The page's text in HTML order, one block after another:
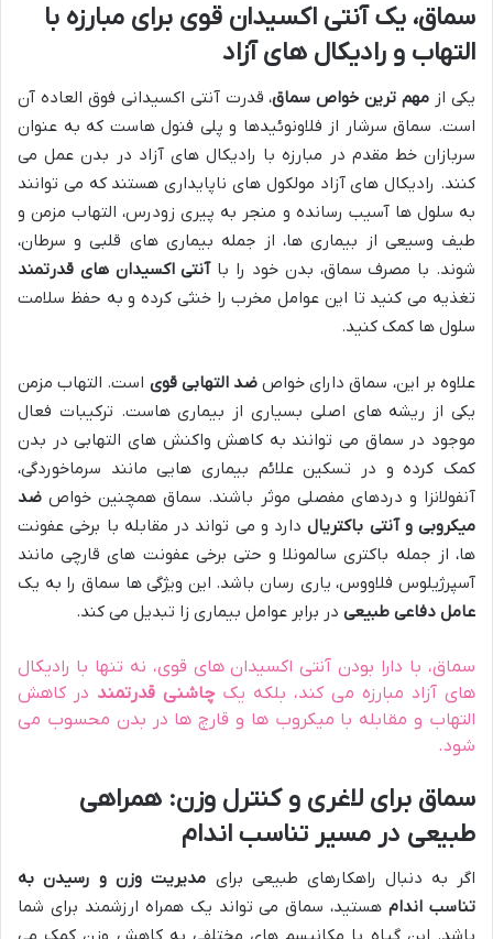
سماق، یک آنتی اکسیدان قوی برای مبارزه با
التهاب و رادیکال های آزاد
یکی از مهم ترین خواص سماق، قدرت آنتی اکسیدانی فوق العاده آن
است. سماق سرشار از فلاونوئیدها و پلی فنول هاست که به عنوان
سربازان خط مقدم در مبارزه با رادیکال های آزاد در بدن عمل می
کنند. رادیکال های آزاد مولکول های ناپایداری هستند که می توانند
به سلول ها آسیب رسانده و منجر به پیری زودرس، التهاب مزمن و
طیف وسیعی از بیماری ها، از جمله بیماری های قلبی و سرطان،
شوند. با مصرف سماق، بدن خود را باآنتی اکسیدان های قدرتمند
تغذیه می کنید تا این عوامل مخرب را خنثی کرده و به حفظ سلامت
سلول ها کمک کنید.
علاوه بر این، سماق دارای خواصضد التهابی قوی است. التهاب مزمن
یکی از ریشه های اصلی بسیاری از بیماری هاست. ترکیبات فعال
موجود در سماق می توانند به کاهش واکنش های التهابی در بدن
کمک کرده و در تسکین علائم بیماری هایی مانند سرماخوردگی،
آنفولانزا و دردهای مفصلی موثر باشند. سماق همچنین خواص ضد
میکروبی و آنتی باکتریالدارد و می تواند در مقابله با برخی عفونت
ها، از جمله باکتری سالمونلا و حتی برخی عفونت های قارچی مانند
آسپرژیلوس فلاووس، یاری رسان باشد. این ویژگی ها سماق را به یک
عامل دفاعی طبیعی در برابر عوامل بیماری زا تبدیل می کند.
سماق، با دارا بودن آنتی اکسیدان های قوی، نه تنها با رادیکال
های آزاد مبارزه می کند، بلکه یکچاشنی قدرتمند در کاهش
التهاب و مقابله با میکروب ها و قارچ ها در بدن محسوب می
شود.
سماق برای لاغری و کنترل وزن: همراهی
طبیعی در مسیر تناسب اندام
اگر به دنبال راهکارهای طبیعی برای مدیریت وزن و رسیدن به
تناسب اندامهستید، سماق می تواند یک همراه ارزشمند برای شما